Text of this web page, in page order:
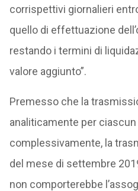
corrispettivi giornalieri
quello di effettuazione
restando i termini di
valore aggiunto”.
Premesso che la
analiticamente per
complessivamente, la
del mese di settembre
non comporterebbe